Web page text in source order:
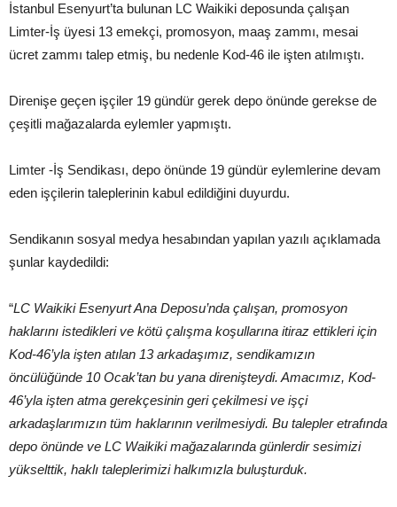
İstanbul Esenyurt’ta bulunan LC Waikiki deposunda çalışan
Limter-İş üyesi 13 emekçi, promosyon, maaş zammı, mesai
ücret zammı talep etmiş, bu nedenle Kod-46 ile işten atılmıştı.
Direnişe geçen işçiler 19 gündür gerek depo önünde gerekse de
çeşitli mağazalarda eylemler yapmıştı.
Limter -İş Sendikası, depo önünde 19 gündür eylemlerine devam
eden işçilerin taleplerinin kabul edildiğini duyurdu.
Sendikanın sosyal medya hesabından yapılan yazılı açıklamada
şunlar kaydedildi:
“LC Waikiki Esenyurt Ana Deposu’nda çalışan, promosyon
haklarını istedikleri ve kötü çalışma koşullarına itiraz ettikleri için
Kod-46’yla işten atılan 13 arkadaşımız, sendikamızın
öncülüğünde 10 Ocak’tan bu yana direnişteydi. Amacımız, Kod-
46’yla işten atma gerekçesinin geri çekilmesi ve işçi
arkadaşlarımızın tüm haklarının verilmesiydi. Bu talepler etrafında
depo önünde ve LC Waikiki mağazalarında günlerdir sesimizi
yükselttik, haklı taleplerimizi halkımızla buluşturduk.